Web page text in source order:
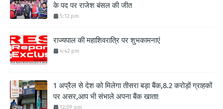
के पद पर राजेश बंसल की जीत
5:12 pm
राज्यपाल की महाशिवरात्रि पर शुभकामनाएं
4:42 pm
1 अप्रैल से देश को मिलेगा तीसरा बड़ा बैंक,8.2 करोड़ों ग्राहकों
पर असर,आप भी संभाले अपना बैंक खाता!
12:09 pm